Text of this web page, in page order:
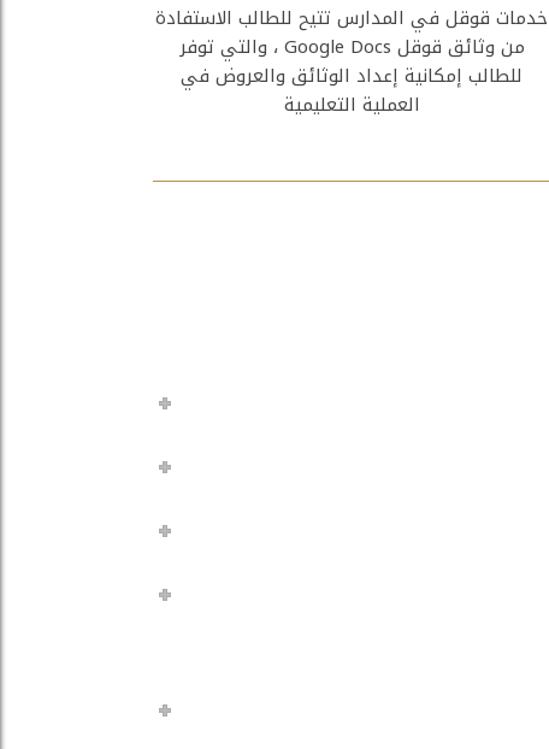
خدمات قوقل في المدارس تتيح للطالب الاستفادة
من وثائق قوقل Google Docs ، والتي توفر
للطالب إمكانية إعداد الوثائق والعروض في
العملية التعليمية